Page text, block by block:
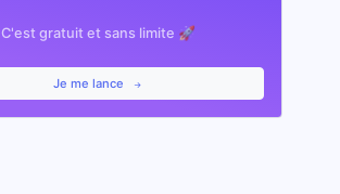
C'est gratuit et sans limite 🚀
Je me lance